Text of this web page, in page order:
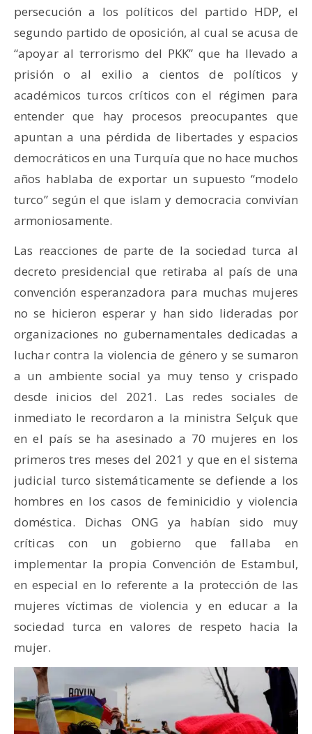
persecución a los políticos del partido HDP, el
segundo partido de oposición, al cual se acusa de
“apoyar al terrorismo del PKK” que ha llevado a
prisión o al exilio a cientos de políticos y
académicos turcos críticos con el régimen para
entender que hay procesos preocupantes que
apuntan a una pérdida de libertades y espacios
democráticos en una Turquía que no hace muchos
años hablaba de exportar un supuesto “modelo
turco” según el que islam y democracia convivían
armoniosamente.
Las reacciones de parte de la sociedad turca al
decreto presidencial que retiraba al país de una
convención esperanzadora para muchas mujeres
no se hicieron esperar y han sido lideradas por
organizaciones no gubernamentales dedicadas a
luchar contra la violencia de género y se sumaron
a un ambiente social ya muy tenso y crispado
desde inicios del 2021. Las redes sociales de
inmediato le recordaron a la ministra Selçuk que
en el país se ha asesinado a 70 mujeres en los
primeros tres meses del 2021 y que en el sistema
judicial turco sistemáticamente se defiende a los
hombres en los casos de feminicidio y violencia
doméstica. Dichas ONG ya habían sido muy
críticas con un gobierno que fallaba en
implementar la propia Convención de Estambul,
en especial en lo referente a la protección de las
mujeres víctimas de violencia y en educar a la
sociedad turca en valores de respeto hacia la
mujer.